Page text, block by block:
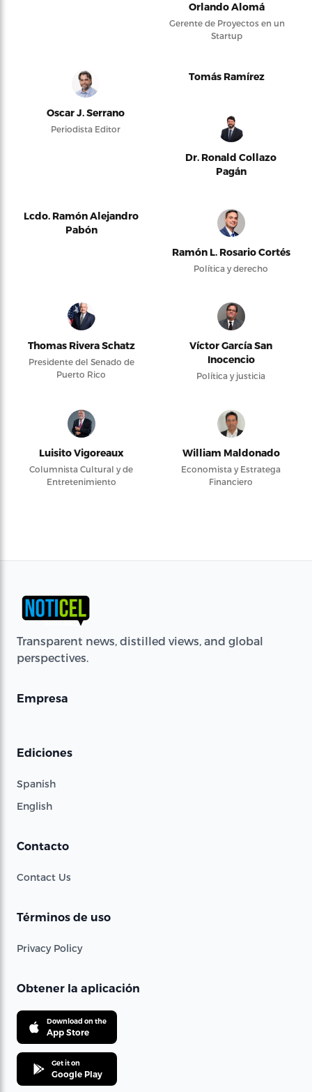
Orlando Alomá
Gerente de Proyectos en un
Startup
Oscar J. Serrano
Periodista Editor
Tomás Ramírez
Dr. Ronald Collazo
Pagán
Lcdo. Ramón Alejandro
Pabón
Ramón L. Rosario Cortés
Política y derecho
Thomas Rivera Schatz
Presidente del Senado de
Puerto Rico
Víctor García San
Inocencio
Política y justicia
Luisito Vigoreaux
Columnista Cultural y de
Entretenimiento
William Maldonado
Economista y Estratega
Financiero
Transparent news, distilled views, and global
perspectives.
Empresa
Ediciones
Spanish
English
Contacto
Contact Us
Términos de uso
Privacy Policy
Obtener la aplicación
Download on the
App Store
Get it on
Google Play